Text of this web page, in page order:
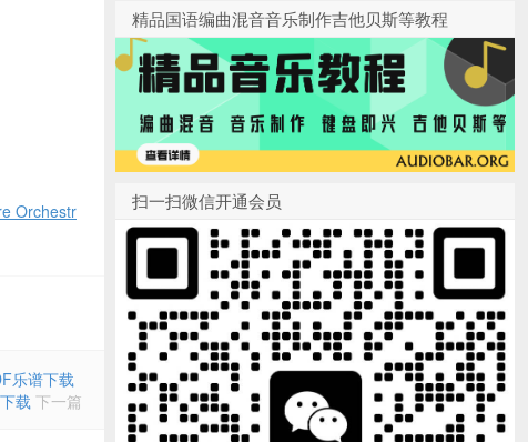
Orchestr
乐谱下载
载 下一篇
精品国语编曲混音音乐制作吉他贝斯等教程
扫一扫微信开通会员